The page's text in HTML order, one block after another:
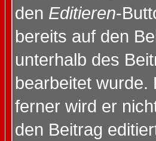
den Editieren-
bereits auf den
unterhalb des
bearbeitet wurde.
ferner wird er
den Beitrag